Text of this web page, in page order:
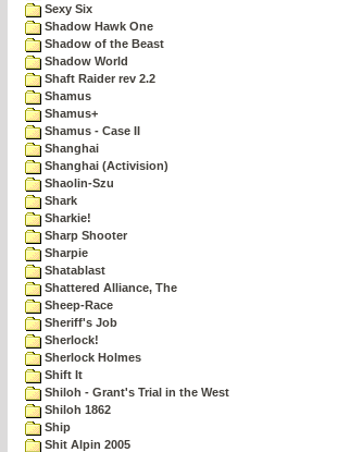
Sexy Six
Shadow Hawk One
Shadow of the Beast
Shadow World
Shaft Raider rev 2.2
Shamus
Shamus+
Shamus - Case II
Shanghai
Shanghai (Activision)
Shaolin-Szu
Shark
Sharkie!
Sharp Shooter
Sharpie
Shatablast
Shattered Alliance, The
Sheep-Race
Sheriff's Job
Sherlock!
Sherlock Holmes
Shift It
Shiloh - Grant's Trial in the West
Shiloh 1862
Ship
Shit Alpin 2005